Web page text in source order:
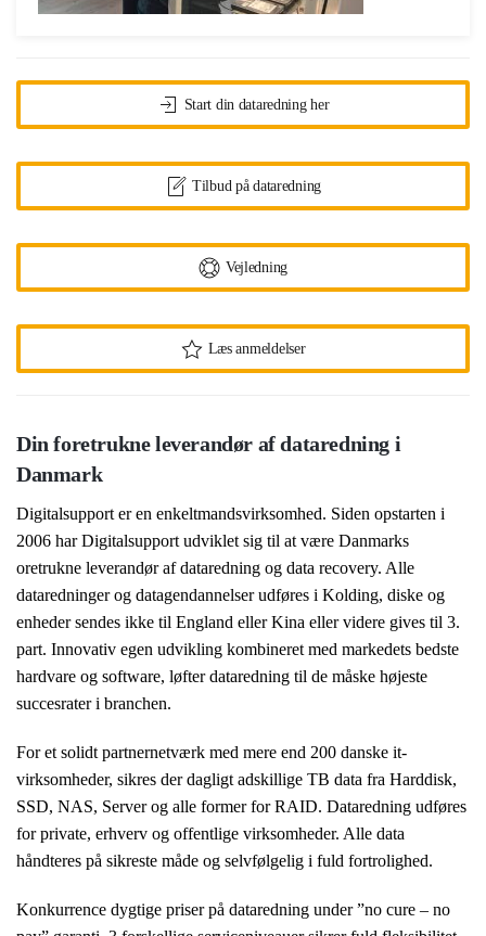
Start din dataredning her
Tilbud på dataredning
Vejledning
Læs anmeldelser
Din foretrukne leverandør af dataredning i
Danmark
Digitalsupport er en enkeltmandsvirksomhed. Siden opstarten i
2006 har Digitalsupport udviklet sig til at være Danmarks
oretrukne leverandør af dataredning og data recovery. Alle
dataredninger og datagendannelser udføres i Kolding, diske og
enheder sendes ikke til England eller Kina eller videre gives til 3.
part. Innovativ egen udvikling kombineret med markedets bedste
hardvare og software, løfter dataredning til de måske højeste
succesrater i branchen.
For et solidt partnernetværk med mere end 200 danske it-
virksomheder, sikres der dagligt adskillige TB data fra Harddisk,
SSD, NAS, Server og alle former for RAID. Dataredning udføres
for private, erhverv og offentlige virksomheder. Alle data
håndteres på sikreste måde og selvfølgelig i fuld fortrolighed.
Konkurrence dygtige priser på dataredning under ”no cure – no